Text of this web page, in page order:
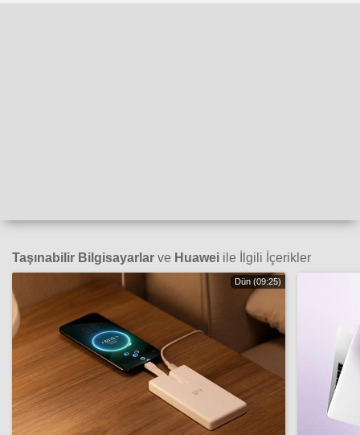
Taşınabilir Bilgisayarlar ve Huawei ile İlgili İçerikler
Dün (09:25)